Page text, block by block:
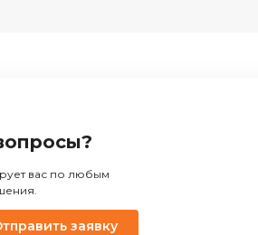
вас по любым
заявку